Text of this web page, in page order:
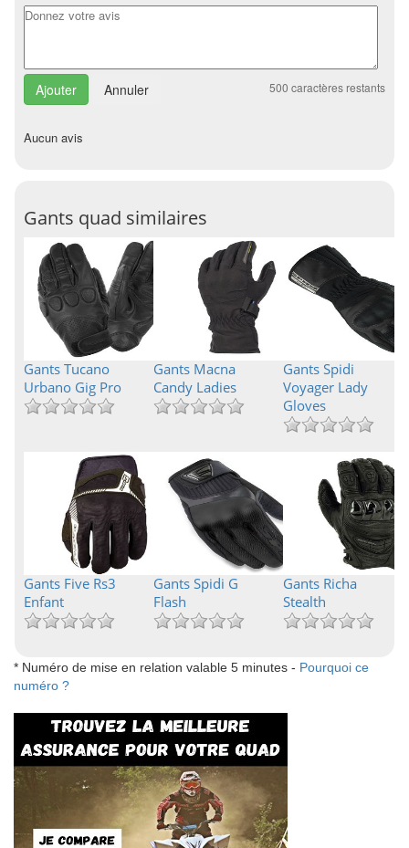
Annuler 500 caractères restants
Aucun avis
Gants quad similaires
Gants Tucano
Urbano Gig Pro
Gants Macna
Candy Ladies
Gants Spidi
Voyager Lady
Gloves
Gants Five Rs3
Enfant
Gants Spidi G
Flash
Gants Richa
Stealth
* Numéro de mise en relation valable 5 minutes - Pourquoi ce
numéro ?